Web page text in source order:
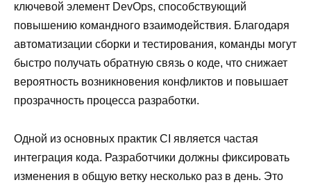
ключевой элемент DevOps, способствующий
повышению командного взаимодействия. Благодаря
автоматизации сборки и тестирования, команды могут
быстро получать обратную связь о коде, что снижает
вероятность возникновения конфликтов и повышает
прозрачность процесса разработки.
Одной из основных практик CI является частая
интеграция кода. Разработчики должны фиксировать
изменения в общую ветку несколько раз в день. Это